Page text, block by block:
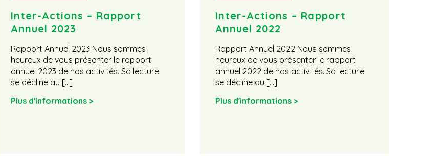
Inter-Actions – Rapport
Annuel 2023
Rapport Annuel 2023 Nous sommes
heureux de vous présenter le rapport
annuel 2023 de nos activités. Sa lecture
se décline au […]
Plus d'informations >
Inter-Actions – Rapport
Annuel 2022
Rapport Annuel 2022 Nous sommes
heureux de vous présenter le rapport
annuel 2022 de nos activités. Sa lecture
se décline au […]
Plus d'informations >